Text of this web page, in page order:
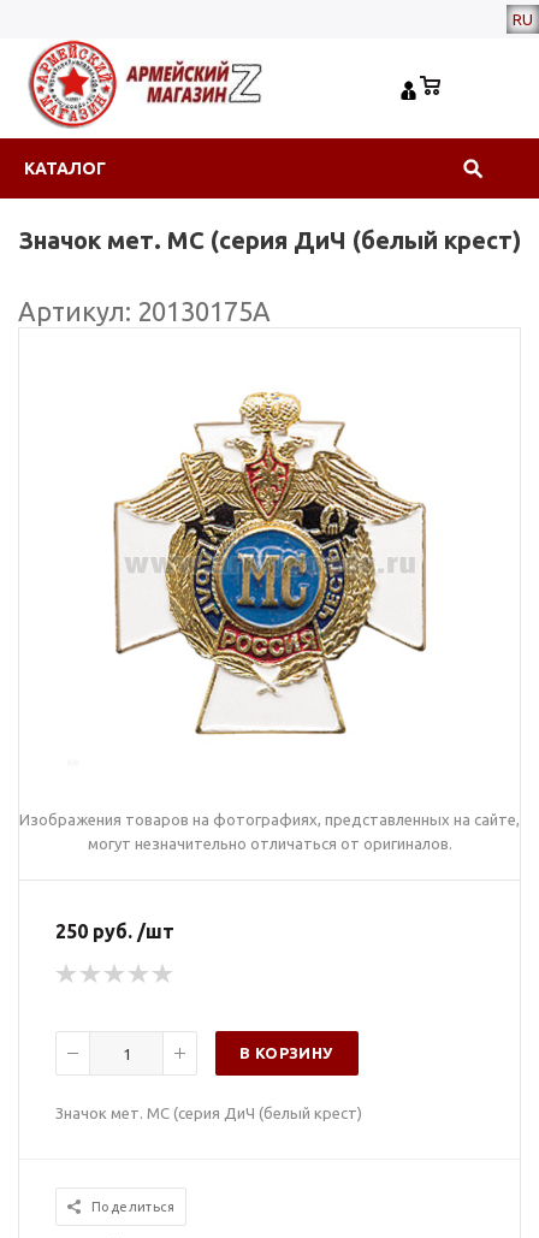
RU
КАТАЛОГ
Значок мет. МС (серия ДиЧ (белый крест)
Артикул: 20130175А
Изображения товаров на фотографиях, представленных на сайте,
могут незначительно отличаться от оригиналов.
250 руб. /шт
В КОРЗИНУ
Значок мет. МС (серия ДиЧ (белый крест)
Поделиться